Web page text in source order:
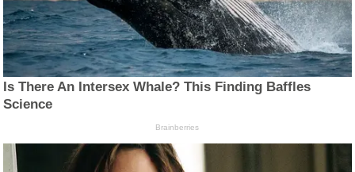
Is There An Intersex Whale? This Finding Baffles
Science
Brainberries